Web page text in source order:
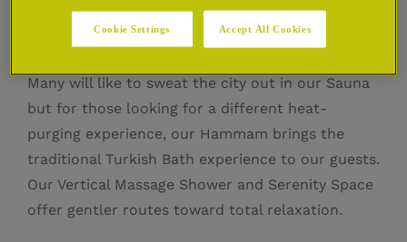
间，不同的漩涡模式和灯光效果组合在一起，让使用者
如身临其境。
Many will like to sweat the city out in our Sauna
but for those looking for a different heat-
purging experience, our Hammam brings the
traditional Turkish Bath experience to our guests.
Our Vertical Massage Shower and Serenity Space
offer gentler routes toward total relaxation.
Cookie Settings Accept All Cookies